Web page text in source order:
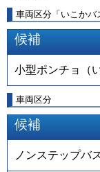
車両区分「いこかバ
候補
小型ポンチョ（
車両区分
候補
ノンステップバ